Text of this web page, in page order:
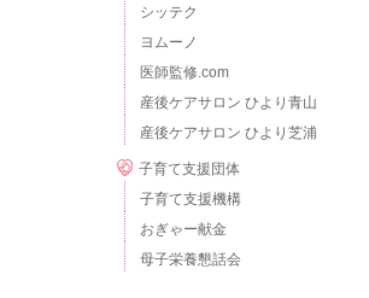
シッテク
ヨムーノ
医師監修.com
産後ケアサロン ひより青山
産後ケアサロン ひより芝浦
子育て支援団体
子育て支援機構
おぎゃー献金
母子栄養懇話会